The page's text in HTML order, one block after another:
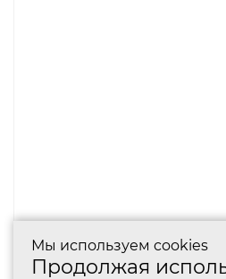
Мы используем cookies
Продолжая